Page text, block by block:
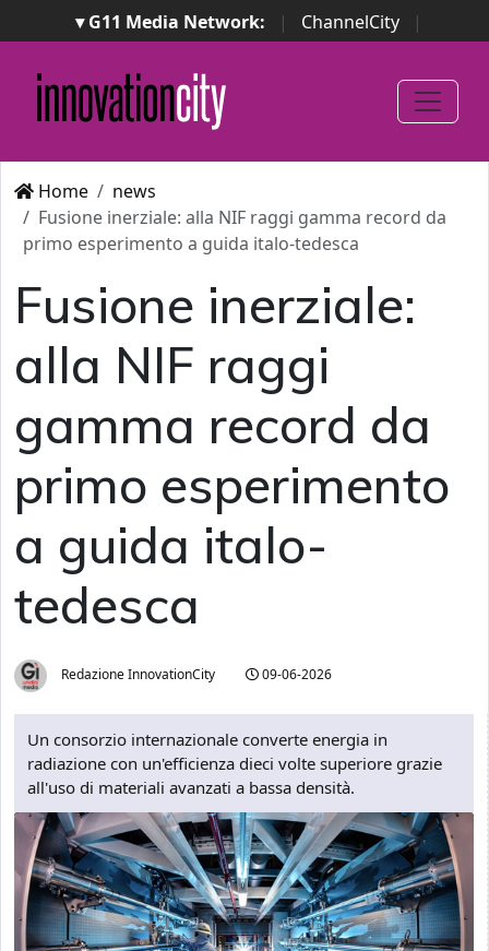
▾ G11 Media Network: | ChannelCity
|
ImpresaCity | SecurityOpenLab | Italian Channel
Awards
Italian Project Awards
Italian Security
Awards
Home
news
Fusione inerziale: alla NIF raggi gamma record da
primo esperimento a guida italo-tedesca
Fusione inerziale:
alla NIF raggi
gamma record da
primo esperimento
a guida italo-
tedesca
Redazione InnovationCity 09-06-2026
Un consorzio internazionale converte energia in
radiazione con un'efficienza dieci volte superiore grazie
all'uso di materiali avanzati a bassa densità.